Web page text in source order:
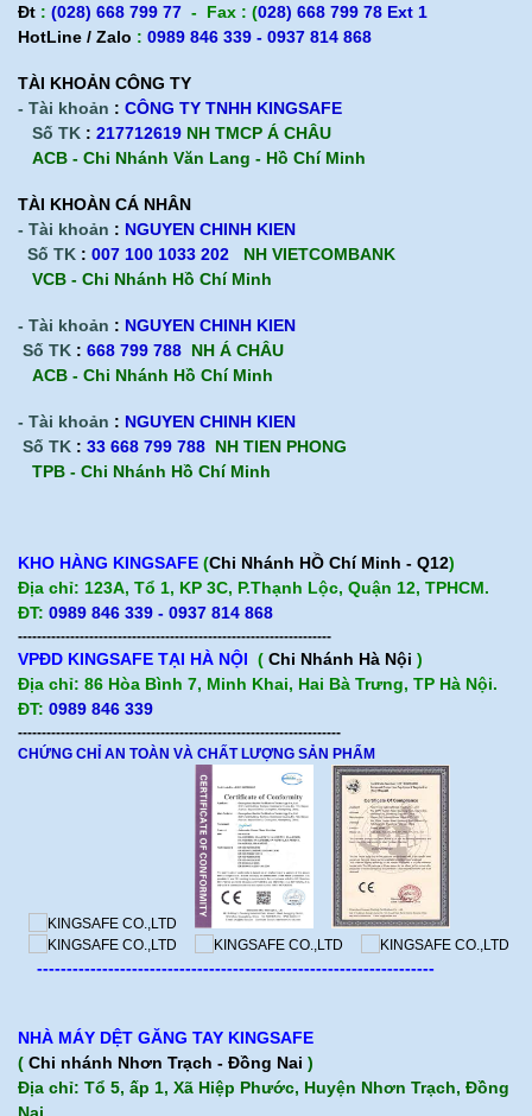
Đt : (028) 668 799 77 - Fax : (028) 668 799 78 Ext 1
HotLine / Zalo : 0989 846 339 - 0937 814 868
TÀI KHOẢN CÔNG TY
- Tài khoản : CÔNG TY TNHH KINGSAFE
Số TK : 217712619 NH TMCP Á CHÂU
ACB - Chi Nhánh Văn Lang - Hồ Chí Minh
TÀI KHOÀN CÁ NHÂN
- Tài khoản : NGUYEN CHINH KIEN
Số TK : 007 100 1033 202
NH VIETCOMBANK
VCB - Chi Nhánh Hồ Chí Minh
- Tài khoản : NGUYEN CHINH KIEN
Số TK : 668 799 788 NH Á CHÂU
ACB - Chi Nhánh Hồ Chí Minh
- Tài khoản : NGUYEN CHINH KIEN
Số TK : 33 668 799 788 NH TIEN PHONG
TPB - Chi Nhánh Hồ Chí Minh
KHO HÀNG KINGSAFE (Chi Nhánh HỒ Chí Minh - Q12)
Địa chỉ: 123A, Tổ 1, KP 3C, P.Thạnh Lộc, Quận 12, TPHCM.
ĐT: 0989 846 339 - 0937 814 868
------------------------------------------------------------------
VPĐD KINGSAFE TẠI HÀ NỘI ( Chi Nhánh Hà Nội )
Địa chỉ: 86 Hòa Bình 7, Minh Khai, Hai Bà Trưng, TP Hà Nội.
ĐT: 0989 846 339
--------------------------------------------------------------------
CHỨNG CHỈ AN TOÀN VÀ CHẤT LƯỢNG SẢN PHẨM
-------------------------------------------------------------------
NHÀ MÁY DỆT GĂNG TAY KINGSAFE
( Chi nhánh Nhơn Trạch - Đồng Nai )
Địa chỉ: Tổ 5, ấp 1, Xã Hiệp Phước, Huyện Nhơn Trạch, Đồng
Nai.